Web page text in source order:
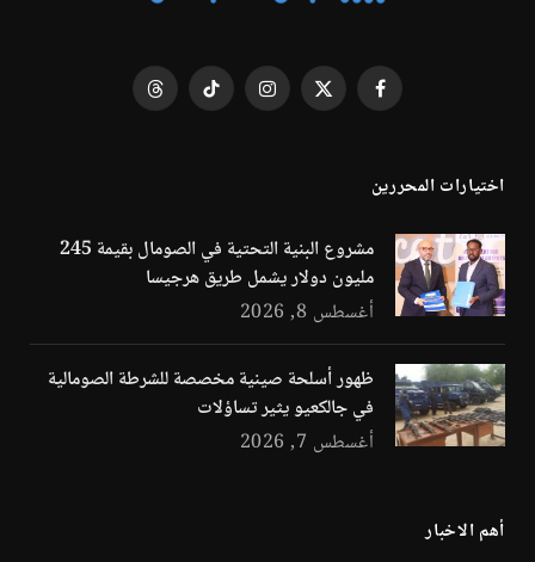
فيسبوك X
الانستغرامتيكتوك Threads
اختيارات المحررين
مشروع البنية التحتية في الصومال بقيمة 245
مليون دولار يشمل طريق هرجيسا
أغسطس 8, 2026
ظهور أسلحة صينية مخصصة للشرطة الصومالية
في جالكعيو يثير تساؤلات
أغسطس 7, 2026
أهم الاخبار